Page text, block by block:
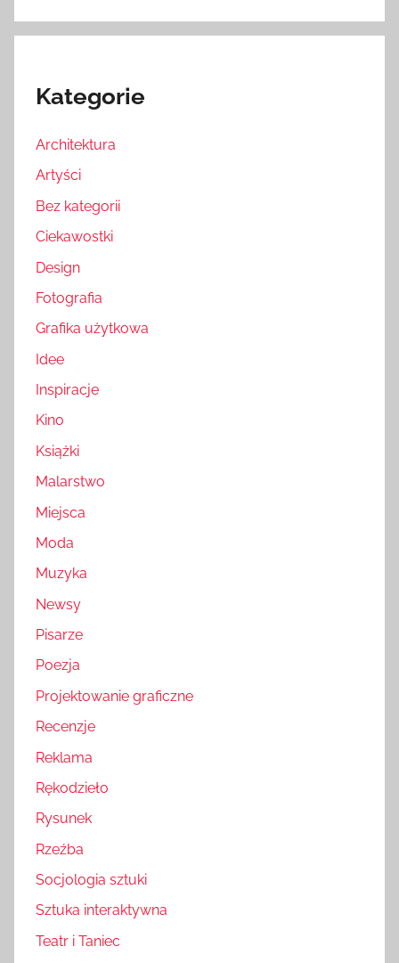
Kategorie
Architektura
Artyści
Bez kategorii
Ciekawostki
Design
Fotografia
Grafika użytkowa
Idee
Inspiracje
Kino
Książki
Malarstwo
Miejsca
Moda
Muzyka
Newsy
Pisarze
Poezja
Projektowanie graficzne
Recenzje
Reklama
Rękodzieło
Rysunek
Rzeźba
Socjologia sztuki
Sztuka interaktywna
Teatr i Taniec